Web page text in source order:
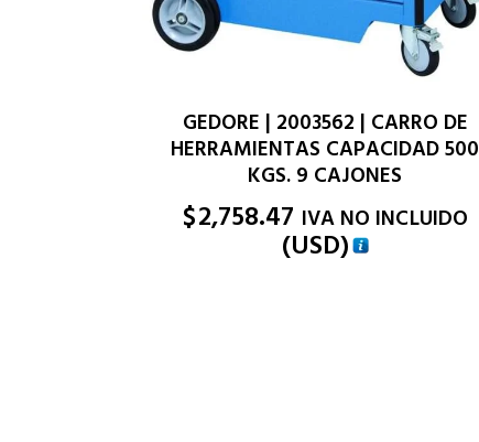
GEDORE | 2003562 | CARRO DE
HERRAMIENTAS CAPACIDAD 500
KGS. 9 CAJONES
$2,758.47 IVA NO INCLUIDO
(USD)